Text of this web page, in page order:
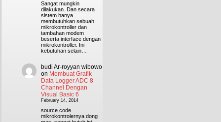
Sangat mungkin
dilakukan. Dan secara
sistem hanya
membutuhkan sebuah
mikrokontroller dan
tambahan modem
beserta interface dengan
mikrokontroller. Ini
kebutuhan selain…
budi Ar-royyan wibowo
on Membuat Grafik
Data Logger ADC 8
Channel Dengan
Visual Basic 6
February 14, 2014
source code
mikrokontrolernya dong